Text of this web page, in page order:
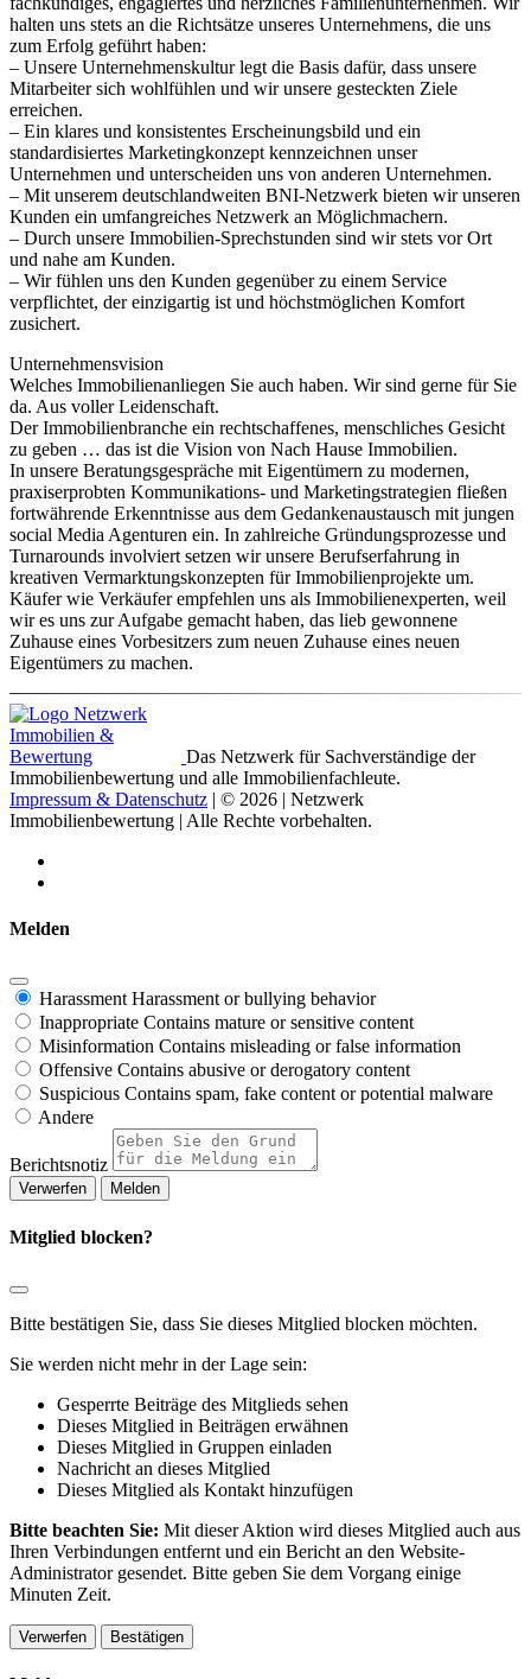
halten uns stets an die Richtsätze unseres Unternehmens, die uns
zum Erfolg geführt haben:
– Unsere Unternehmenskultur legt die Basis dafür, dass unsere
Mitarbeiter sich wohlfühlen und wir unsere gesteckten Ziele
erreichen.
– Ein klares und konsistentes Erscheinungsbild und ein
standardisiertes Marketingkonzept kennzeichnen unser
Unternehmen und unterscheiden uns von anderen Unternehmen.
– Mit unserem deutschlandweiten BNI-Netzwerk bieten wir unseren
Kunden ein umfangreiches Netzwerk an Möglichmachern.
– Durch unsere Immobilien-Sprechstunden sind wir stets vor Ort
und nahe am Kunden.
– Wir fühlen uns den Kunden gegenüber zu einem Service
verpflichtet, der einzigartig ist und höchstmöglichen Komfort
zusichert.
Unternehmensvision
Welches Immobilienanliegen Sie auch haben. Wir sind gerne für Sie
da. Aus voller Leidenschaft.
Der Immobilienbranche ein rechtschaffenes, menschliches Gesicht
zu geben … das ist die Vision von Nach Hause Immobilien.
In unsere Beratungsgespräche mit Eigentümern zu modernen,
praxiserprobten Kommunikations- und Marketingstrategien fließen
fortwährende Erkenntnisse aus dem Gedankenaustausch mit jungen
social Media Agenturen ein. In zahlreiche Gründungsprozesse und
Turnarounds involviert setzen wir unsere Berufserfahrung in
kreativen Vermarktungskonzepten für Immobilienprojekte um.
Käufer wie Verkäufer empfehlen uns als Immobilienexperten, weil
wir es uns zur Aufgabe gemacht haben, das lieb gewonnene
Zuhause eines Vorbesitzers zum neuen Zuhause eines neuen
Eigentümers zu machen.
Das Netzwerk für Sachverständige der
Immobilienbewertung und alle Immobilienfachleute.
Impressum & Datenschutz | © 2026 | Netzwerk
Immobilienbewertung | Alle Rechte vorbehalten.
Melden
Harassment Harassment or bullying behavior
Inappropriate Contains mature or sensitive content
Misinformation Contains misleading or false information
Offensive Contains abusive or derogatory content
Suspicious Contains spam, fake content or potential malware
Andere
Berichtsnotiz
Melden
Mitglied blocken?
Bitte bestätigen Sie, dass Sie dieses Mitglied blocken möchten.
Sie werden nicht mehr in der Lage sein:
Gesperrte Beiträge des Mitglieds sehen
Dieses Mitglied in Beiträgen erwähnen
Dieses Mitglied in Gruppen einladen
Nachricht an dieses Mitglied
Dieses Mitglied als Kontakt hinzufügen
Bitte beachten Sie: Mit dieser Aktion wird dieses Mitglied auch aus
Ihren Verbindungen entfernt und ein Bericht an den Website-
Administrator gesendet. Bitte geben Sie dem Vorgang einige
Minuten Zeit.
Bestätigen